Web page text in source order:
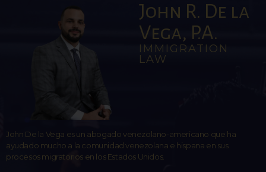
John R. De la
Vega, P.A.
IMMIGRATION
LAW
John De la Vega es un abogado venezolano-americano que ha
ayudado mucho a la comunidad venezolana e hispana en sus
procesos migratorios en los Estados Unidos.